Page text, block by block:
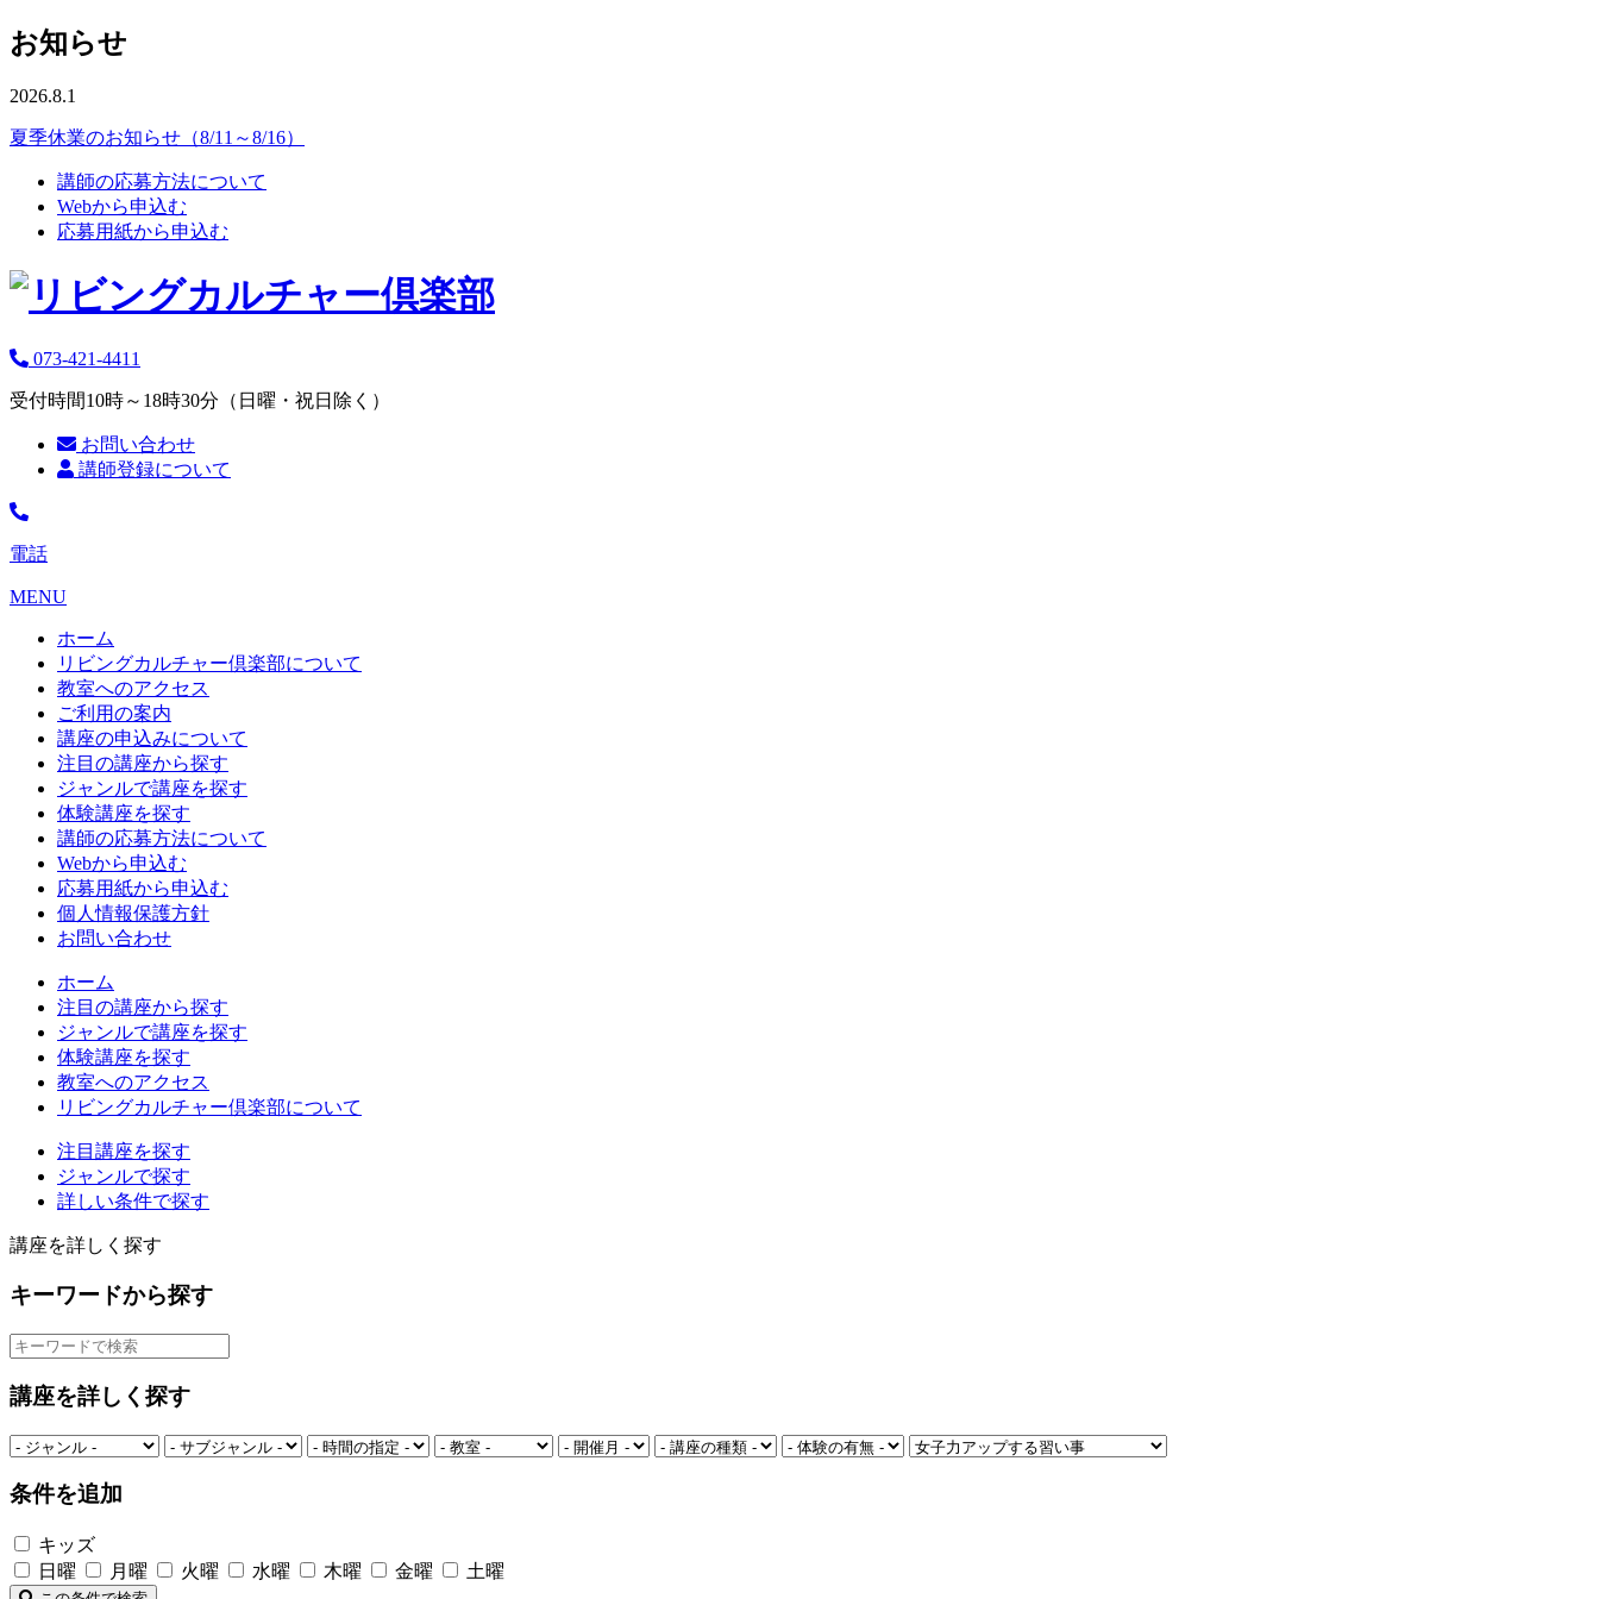
お知らせ
2026.8.1
夏季休業のお知らせ（8/11～8/16）
講師の応募方法について
Webから申込む
応募用紙から申込む
073-421-4411
受付時間10時～18時30分（日曜・祝日除く）
お問い合わせ
講師登録について
電話
MENU
ホーム
リビングカルチャー倶楽部について
教室へのアクセス
ご利用の案内
講座の申込みについて
注目の講座から探す
ジャンルで講座を探す
体験講座を探す
講師の応募方法について
Webから申込む
応募用紙から申込む
個人情報保護方針
お問い合わせ
ホーム
注目の講座から探す
ジャンルで講座を探す
体験講座を探す
教室へのアクセス
リビングカルチャー倶楽部について
注目講座を探す
ジャンルで探す
詳しい条件で探す
講座を詳しく探す
キーワードから探す
講座を詳しく探す
条件を追加
キッズ
日曜
月曜 火曜 水曜 木曜 金曜 土曜